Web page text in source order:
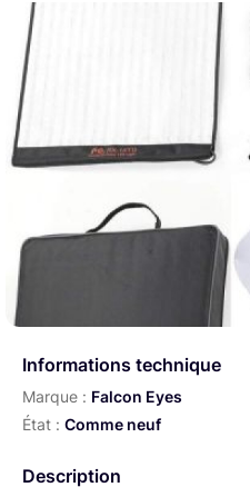
Informations technique
Marque : Falcon Eyes
État : Comme neuf
Description